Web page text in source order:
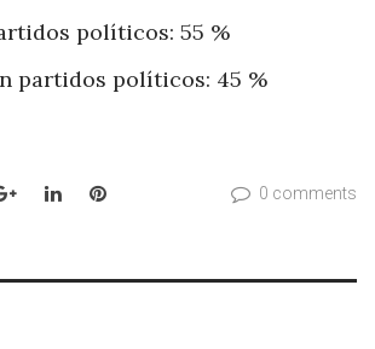
políticos: 55 %
partidos políticos: 45 %
Google+LinkedInPinterest 0 comments